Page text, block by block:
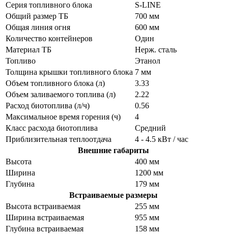
Серия топливного блока
S-LINE
Общий размер ТБ
700 мм
Общая линия огня
600 мм
Количество контейнеров
Один
Материал ТБ
Нерж. сталь
Топливо
Этанол
Толщина крышки топливного блока 7 мм
Объем топливного блока (л)
3.33
Объем заливаемого топлива (л)
2.22
Расход биотоплива (л/ч)
0.56
Максимальное время горения (ч)
4
Класс расхода биотоплива
Средний
Приблизительная теплоотдача
4 - 4.5 кВт / час
Внешние габариты
Высота
400 мм
Ширина
1200 мм
Глубина
179 мм
Встраиваемые размеры
Высота встраиваемая
255 мм
Ширина встраиваемая
955 мм
Глубина встраиваемая
158 мм